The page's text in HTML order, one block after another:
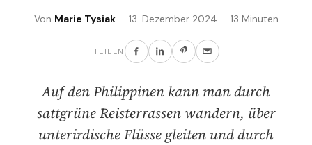
Von Marie Tysiak· 13. Dezember 2024 · 13 Minuten
TEILEN
Auf den Philippinen kann man durch
sattgrüne Reisterrassen wandern, über
unterirdische Flüsse gleiten und durch